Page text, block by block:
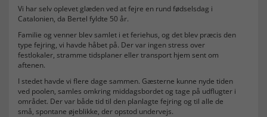
Vi har selv oplevet glæden ved at fejre en rund fødselsdag i
Catalonien, da Bertel fyldte 50 år.
Familie og venner blev samlet i et feriehus, og det blev præcis den
type fejring, vi havde håbet på. Der var ingen stress over
festlokaler, stramme tidsplaner eller transport hjem sent om
aftenen.
I stedet havde vi flere dage sammen. Gæsterne kunne nyde tiden
ved poolen, samles omkring middagsbordet og tage på udflugter i
området. Der var både tid til den planlagte fejring og til alle de
små, spontane øjeblikke, der opstod undervejs.